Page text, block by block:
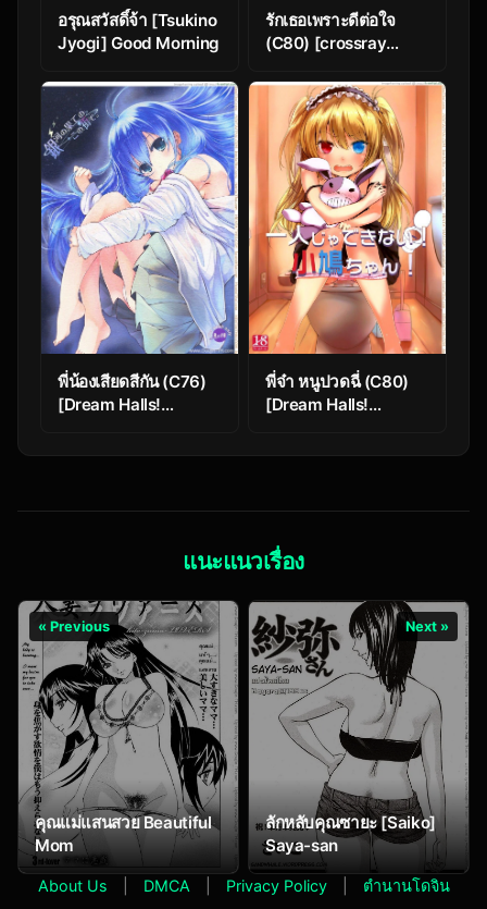
อรุณสวัสดิ์จ้า [Tsukino
Jyogi] Good Morning
รักเธอเพราะดีต่อใจ
(C80) [crossray
Night, Sweethearts
(Kami-sama no
Memochou)
พี่น้องเสียดสีกัน (C76)
[Dream Halls!
พี่จ๋า หนูปวดฉี่ (C80)
[Dream Halls!
Sukunai)
แนะแนวเรื่อง
« Previous
คุณแม่แสนสวย Beautiful
Mom
Next »
ลักหลับคุณซายะ [Saiko]
Saya-san
About Us DMCA Privacy Policy ตำนานโดจิน